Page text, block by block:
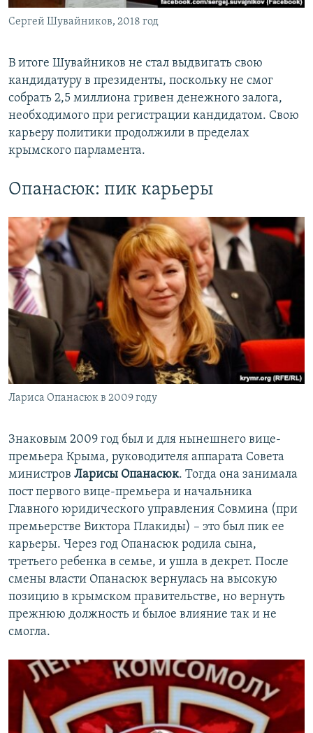
Сергей Шувайников, 2018 год
В итоге Шувайников не стал выдвигать свою
кандидатуру в президенты, поскольку не смог
собрать 2,5 миллиона гривен денежного залога,
необходимого при регистрации кандидатом. Свою
карьеру политики продолжили в пределах
крымского парламента.
Опанасюк: пик карьеры
Лариса Опанасюк в 2009 году
Знаковым 2009 год был и для нынешнего вице-
премьера Крыма, руководителя аппарата Совета
министров Ларисы Опанасюк. Тогда она занимала
пост первого вице-премьера и начальника
Главного юридического управления Совмина (при
премьерстве Виктора Плакиды) – это был пик ее
карьеры. Через год Опанасюк родила сына,
третьего ребенка в семье, и ушла в декрет. После
смены власти Опанасюк вернулась на высокую
позицию в крымском правительстве, но вернуть
прежнюю должность и былое влияние так и не
смогла.